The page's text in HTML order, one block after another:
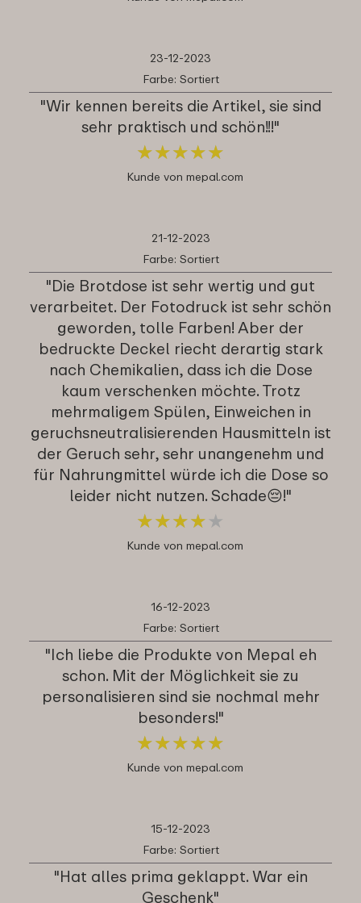
23-12-2023
Farbe: Sortiert
"Wir kennen bereits die Artikel, sie sind
sehr praktisch und schön!!!"
★★★★★
★★★★★
Kunde von mepal.com
21-12-2023
Farbe: Sortiert
"Die Brotdose ist sehr wertig und gut
verarbeitet. Der Fotodruck ist sehr schön
geworden, tolle Farben! Aber der
bedruckte Deckel riecht derartig stark
nach Chemikalien, dass ich die Dose
kaum verschenken möchte. Trotz
mehrmaligem Spülen, Einweichen in
geruchsneutralisierenden Hausmitteln ist
der Geruch sehr, sehr unangenehm und
für Nahrungmittel würde ich die Dose so
leider nicht nutzen. Schade😔!"
★★★★ ★
★★★★ ★
Kunde von mepal.com
16-12-2023
Farbe: Sortiert
"Ich liebe die Produkte von Mepal eh
schon. Mit der Möglichkeit sie zu
personalisieren sind sie nochmal mehr
besonders!"
★★★★★
★★★★★
Kunde von mepal.com
15-12-2023
Farbe: Sortiert
"Hat alles prima geklappt. War ein
Geschenk"